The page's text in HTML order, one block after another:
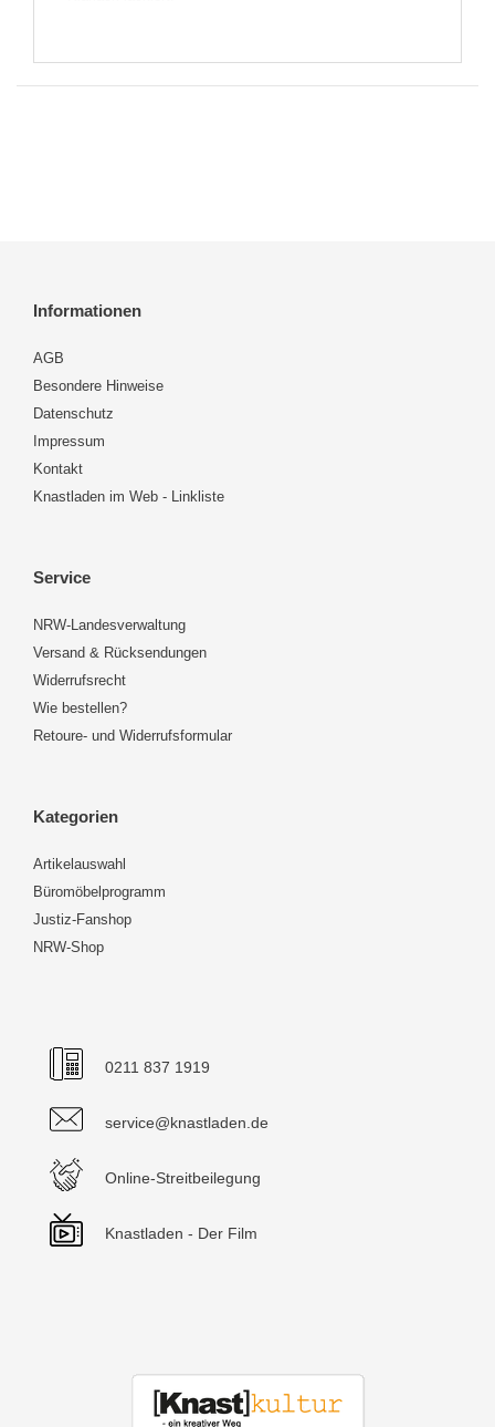
Informationen
AGB
Besondere Hinweise
Datenschutz
Impressum
Kontakt
Knastladen im Web - Linkliste
Service
NRW-Landesverwaltung
Versand & Rücksendungen
Widerrufsrecht
Wie bestellen?
Retoure- und Widerrufsformular
Kategorien
Artikelauswahl
Büromöbelprogramm
Justiz-Fanshop
NRW-Shop
0211 837 1919
service@knastladen.de
Online-Streitbeilegung
Knastladen - Der Film